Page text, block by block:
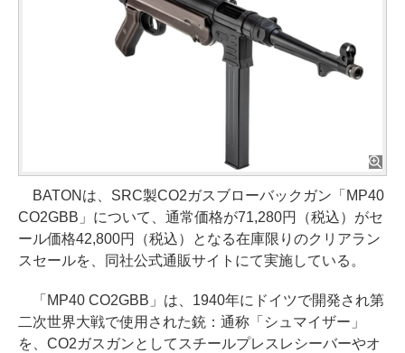
BATONは、SRC製CO2ガスブローバックガン「MP40
CO2GBB」について、通常価格が71,280円（税込）がセ
ール価格42,800円（税込）となる在庫限りのクリアラン
スセールを、同社公式通販サイトにて実施している。
「MP40 CO2GBB」は、1940年にドイツで開発され第
二次世界大戦で使用された銃：通称「シュマイザー」
を、CO2ガスガンとしてスチールプレスレシーバーやオ